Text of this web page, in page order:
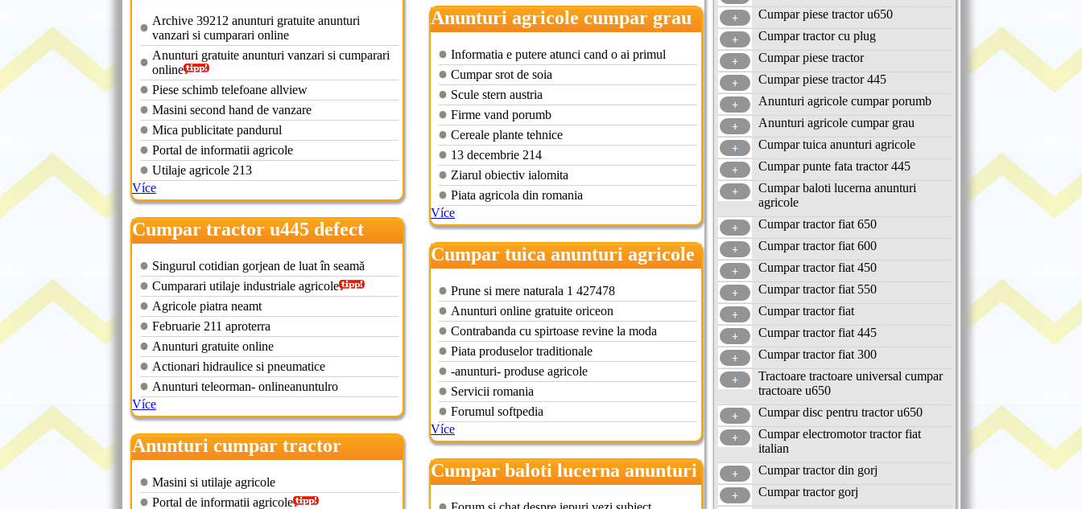
Archive 39212 anunturi gratuite anunturi
vanzari si cumparari online
Anunturi gratuite anunturi vanzari si cumparari
online
Piese schimb telefoane allview
Masini second hand de vanzare
Mica publicitate pandurul
Portal de informatii agricole
Utilaje agricole 213
Více
Cumpar tractor u445 defect
Singurul cotidian gorjean de luat în seamă
Cumparari utilaje industriale agricole
Agricole piatra neamt
Februarie 211 aproterra
Anunturi gratuite online
Actionari hidraulice si pneumatice
Anunturi teleorman- onlineanuntulro
Více
Anunturi cumpar tractor
Masini si utilaje agricole
Portal de informatii agricole
Anunturi agricole cumpar grau
Informatia e putere atunci cand o ai primul
Cumpar srot de soia
Scule stern austria
Firme vand porumb
Cereale plante tehnice
13 decembrie 214
Ziarul obiectiv ialomita
Piata agricola din romania
Více
Cumpar tuica anunturi agricole
Prune si mere naturala 1 427478
Anunturi online gratuite oriceon
Contrabanda cu spirtoase revine la moda
Piata produselor traditionale
-anunturi- produse agricole
Servicii romania
Forumul softpedia
Více
Cumpar baloti lucerna anunturi
agricole
Cumpar piese tractor u650
Cumpar tractor cu plug
Cumpar piese tractor
Cumpar piese tractor 445
Anunturi agricole cumpar porumb
Anunturi agricole cumpar grau
Cumpar tuica anunturi agricole
Cumpar punte fata tractor 445
Cumpar baloti lucerna anunturi
agricole
Cumpar tractor fiat 650
Cumpar tractor fiat 600
Cumpar tractor fiat 450
Cumpar tractor fiat 550
Cumpar tractor fiat
Cumpar tractor fiat 445
Cumpar tractor fiat 300
Tractoare tractoare universal cumpar
tractoare u650
Cumpar disc pentru tractor u650
Cumpar electromotor tractor fiat
italian
Cumpar tractor din gorj
Cumpar tractor gorj